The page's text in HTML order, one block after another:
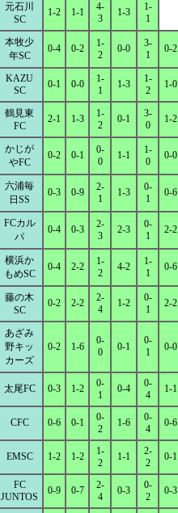
元石川
SC
1-2 1-1
4-
3
1-3
1-
1
本牧少
年SC
0-4 0-2
1-
2
0-0
3-
1
0-2
KAZU
SC
0-1 0-0
1-
1
1-3
1-
2
1-0
鶴見東
FC
2-1 1-3
1-
2
0-1
3-
0
1-2
かじが
やFC
0-2 0-1
0-
0
1-1
1-
0
0-0
六浦毎
日SS
0-3 0-9
2-
1
1-3
0-
1
0-6
FCカル
パ
0-4 0-3
2-
3
2-3
0-
1
2-2
横浜か
もめSC
0-4 2-2
1-
2
4-2
1-
1
0-6
藤の木
SC
0-2 2-2
2-
4
1-2
0-
1
2-2
あざみ
野キッ
カーズ
0-2 1-6
0-
0
0-1
0-
1
0-0
太尾FC 0-3 1-2
0-
1
0-4
0-
4
1-1
CFC 0-6 0-1
0-
2
1-6
0-
4
0-6
EMSC 1-2 1-2
1-
2
1-1
2-
2
0-1
FC
JUNTOS
0-9 0-7
2-
4
0-3
0-
2
0-3